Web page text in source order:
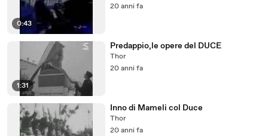
0:43
20 anni fa
1:31
Predappio,le opere del DUCE
Thor
20 anni fa
Inno di Mameli col Duce
Thor
20 anni fa